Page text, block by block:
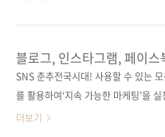
에 대한 장황한 이론을 내놓고 있지만,
막 시작하는 초보자 입장에서는 인스
랫폼에 어떻게 적응해야 하는지부터
따름입니다. 하지만 이제 걱정하지 마
2020년 첫 출간 후, 소상공인과 자영
한 ..
[교보문고] [도서11번가] [반디앤루니
딘] [영풍문고] [예스이십사] [인터파
전자책 구매 사이트(가나다순)[교보문
크] 출판사 제이펍저자명 강진영, 유영
블로그, 인스타그램, 페이스
여러분은 어떤 SNS 서비스
있나요?
SNS 춘추전국시대! 사용할 수 있는
를 활용하여‘지속 가능한 마케팅’을 실
페이스북부터 네이버 블로그까지 마음
더보기